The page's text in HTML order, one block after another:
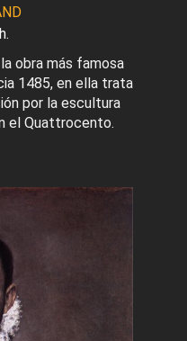
obra más famosa
1485, en ella trata
por la escultura
el Quattrocento.